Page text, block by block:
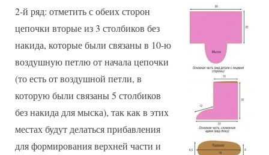
2-й ряд: отметить с обеих сторон
цепочки вторые из 3 столбиков без
накида, которые были связаны в 10-ю
воздушную петлю от начала цепочки
(то есть от воздушной петли, в
которую были связаны 5 столбиков
без накида для мыска), так как в этих
местах будут делаться прибавления
для формирования верхней части и